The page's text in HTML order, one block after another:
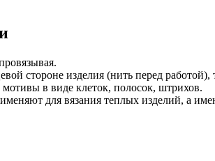
стороне изделия (нить перед работой),
в виде клеток, полосок, штрихов.
для вязания теплых изделий, а